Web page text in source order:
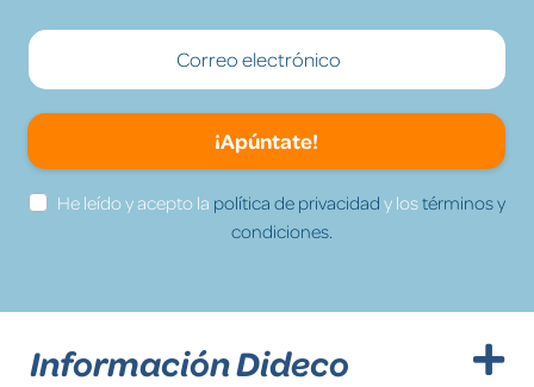
¡Apúntate!
He leído y acepto la política de privacidad y lostérminos y
condiciones.
Información Dideco